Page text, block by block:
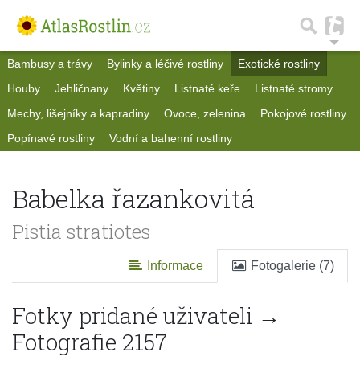
Bambusy a trávy Bylinky a léčivé rostliny
Exotické rostliny
Houby
Jehličnany Květiny Listnaté keře
Listnaté stromy
Mechy, lišejníky a kapradiny
Ovoce, zelenina
Pokojové rostliny
Popínavé rostliny
Vodní a bahenní rostliny
Babelka řazankovitá
Pistia stratiotes
Informace Fotogalerie (7)
Fotky pridané uživateli →
Fotografie 2157